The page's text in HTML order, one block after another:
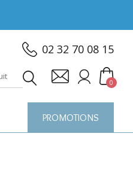
02 32 70 08 15
0
PROMOTIONS